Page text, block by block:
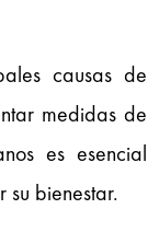
causas de
medidas de
es esencial
bienestar.